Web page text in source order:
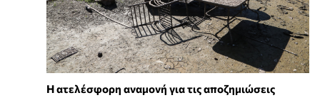
Η ατελέσφορη αναμονή για τις αποζημιώσεις